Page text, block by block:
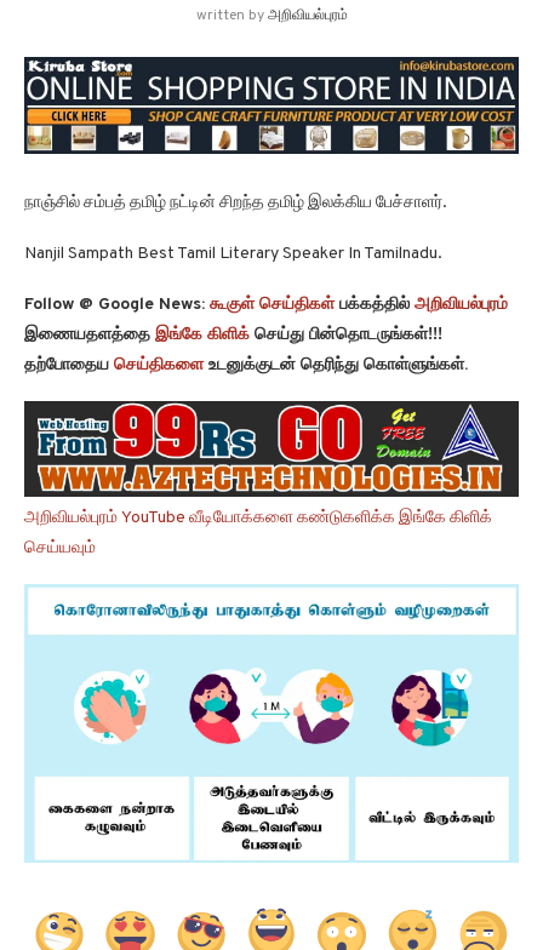
written byஅறிவியல்புரம்
நாஞ்சில் சம்பத் தமிழ் நட்டின் சிறந்த தமிழ் இலக்கிய பேச்சாளர்.
Nanjil Sampath Best Tamil Literary Speaker In Tamilnadu.
Follow @ Google News: கூகுள் செய்திகள்பக்கத்தில் அறிவியல்புரம்
இணையதளத்தை இங்கே கிளிக் செய்து பின்தொடருங்கள்!!!
தற்போதைய செய்திகளைஉடனுக்குடன் தெரிந்து கொள்ளுங்கள்.
அறிவியல்புரம் YouTube வீடியோக்களை கண்டுகளிக்க இங்கே கிளிக்
செய்யவும்